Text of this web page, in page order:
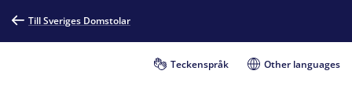
Till Sveriges Domstolar
Teckenspråk Other languages